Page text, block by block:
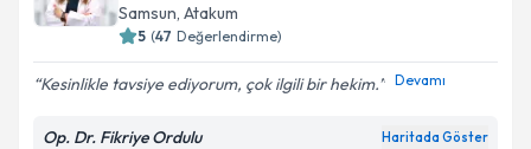
Samsun, Atakum
5 (47 Değerlendirme)
Kesinlikle tavsiye ediyorum, çok ilgili bir hekim. Devamı
Op. Dr. Fikriye Ordulu Haritada Göster